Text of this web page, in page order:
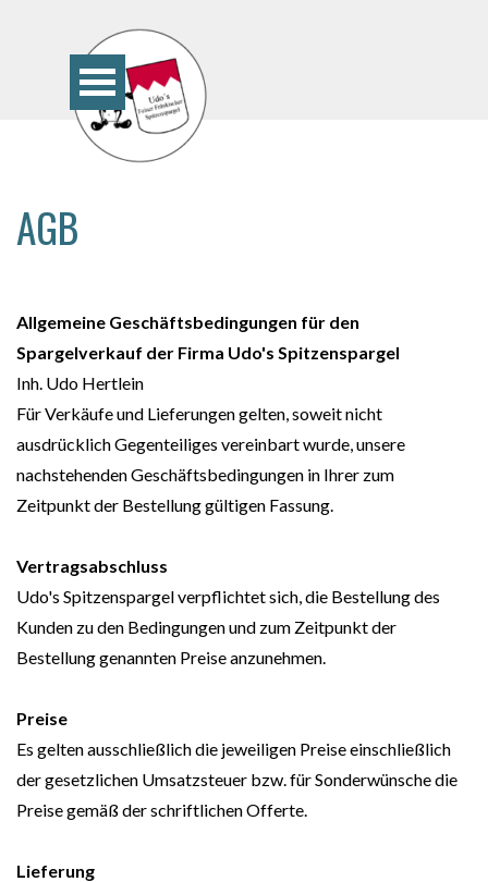
Menü überspringen
AGB
Allgemeine Geschäftsbedingungen für den
Spargelverkauf der Firma Udo's Spitzenspargel
Inh. Udo Hertlein
Für Verkäufe und Lieferungen gelten, soweit nicht
ausdrücklich Gegenteiliges vereinbart wurde, unsere
nachstehenden Geschäftsbedingungen in Ihrer zum
Zeitpunkt der Bestellung gültigen Fassung.
Vertragsabschluss
Udo's Spitzenspargel verpflichtet sich, die Bestellung des
Kunden zu den Bedingungen und zum Zeitpunkt der
Bestellung genannten Preise anzunehmen.
Preise
Es gelten ausschließlich die jeweiligen Preise einschließlich
der gesetzlichen Umsatzsteuer bzw. für Sonderwünsche die
Preise gemäß der schriftlichen Offerte.
Lieferung